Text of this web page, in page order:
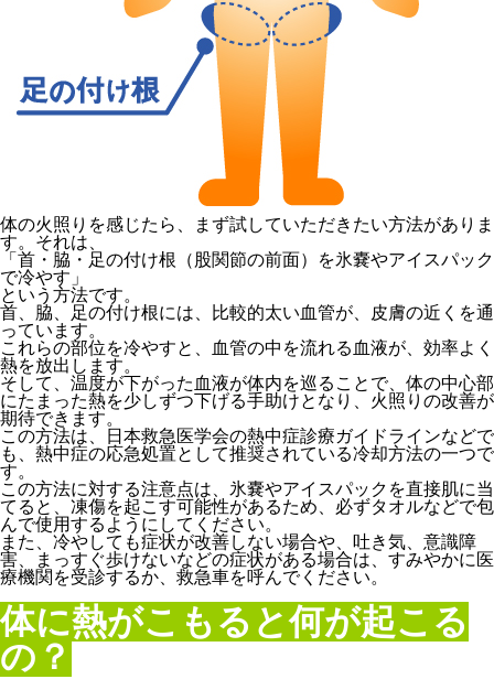
体の火照りを感じたら、まず試していただきたい方法がありま
す。それは、
「首・脇・足の付け根（股関節の前面）を氷嚢やアイスパック
で冷やす」
という方法です。
首、脇、足の付け根には、比較的太い血管が、皮膚の近くを通
っています。
これらの部位を冷やすと、血管の中を流れる血液が、効率よく
熱を放出します。
そして、温度が下がった血液が体内を巡ることで、体の中心部
にたまった熱を少しずつ下げる手助けとなり、火照りの改善が
期待できます。
この方法は、日本救急医学会の熱中症診療ガイドラインなどで
も、熱中症の応急処置として推奨されている冷却方法の一つで
す。
この方法に対する注意点は、氷嚢やアイスパックを直接肌に当
てると、凍傷を起こす可能性があるため、必ずタオルなどで包
んで使用するようにしてください。
また、冷やしても症状が改善しない場合や、吐き気、意識障
害、まっすぐ歩けないなどの症状がある場合は、すみやかに医
療機関を受診するか、救急車を呼んでください。
体に熱がこもると何が起こる
の？